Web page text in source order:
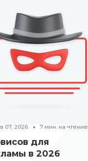
07, 2026 7 мин. на чтение
для
в 2026